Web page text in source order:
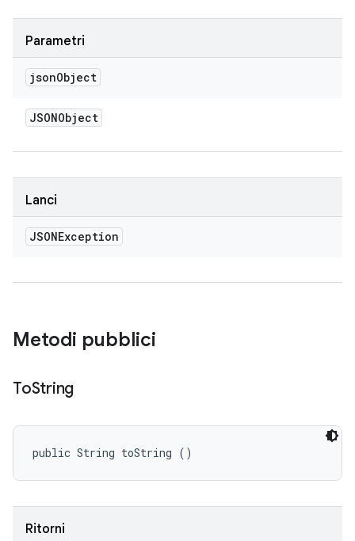
Parametri
jsonObject
JSONObject
Lanci
JSONException
Metodi pubblici
ToString
public String toString ()
Ritorni